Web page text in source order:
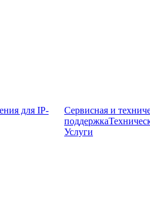
для IP-
Сервисная и
поддержка
Услуги